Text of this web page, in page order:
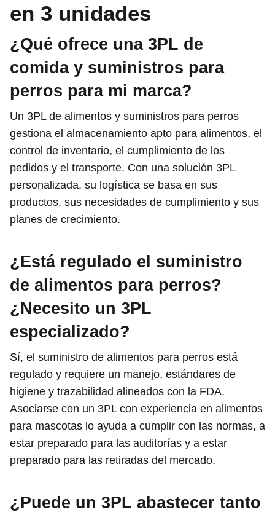
en 3 unidades
¿Qué ofrece una 3PL de
comida y suministros para
perros para mi marca?
Un 3PL de alimentos y suministros para perros
gestiona el almacenamiento apto para alimentos, el
control de inventario, el cumplimiento de los
pedidos y el transporte. Con una solución 3PL
personalizada, su logística se basa en sus
productos, sus necesidades de cumplimiento y sus
planes de crecimiento.
¿Está regulado el suministro
de alimentos para perros?
¿Necesito un 3PL
especializado?
Sí, el suministro de alimentos para perros está
regulado y requiere un manejo, estándares de
higiene y trazabilidad alineados con la FDA.
Asociarse con un 3PL con experiencia en alimentos
para mascotas lo ayuda a cumplir con las normas, a
estar preparado para las auditorías y a estar
preparado para las retiradas del mercado.
¿Puede un 3PL abastecer tanto